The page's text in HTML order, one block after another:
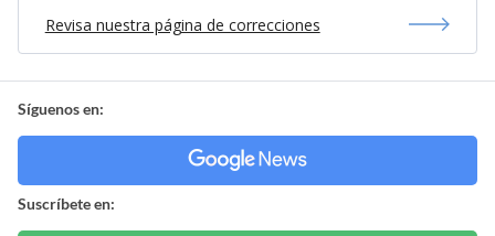
Revisa nuestra página de correcciones
Síguenos en:
Suscríbete en: